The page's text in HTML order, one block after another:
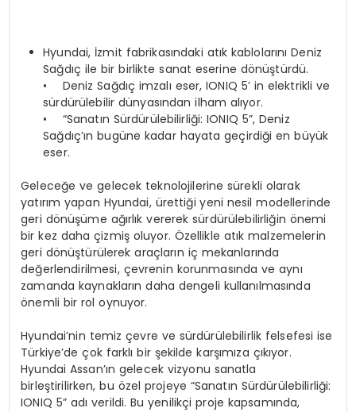
Hyundai, İzmit fabrikasındaki atık kablolarını Deniz
Sağdıç ile bir birlikte sanat eserine dönüştürdü.
• Deniz Sağdıç imzalı eser, IONIQ 5’ in elektrikli ve
sürdürülebilir dünyasından ilham alıyor.
• “Sanatın Sürdürülebilirliği: IONIQ 5”, Deniz
Sağdıç’ın bugüne kadar hayata geçirdiği en büyük
eser.
Geleceğe ve gelecek teknolojilerine sürekli olarak
yatırım yapan Hyundai, ürettiği yeni nesil modellerinde
geri dönüşüme ağırlık vererek sürdürülebilirliğin önemi
bir kez daha çizmiş oluyor. Özellikle atık malzemelerin
geri dönüştürülerek araçların iç mekanlarında
değerlendirilmesi, çevrenin korunmasında ve aynı
zamanda kaynakların daha dengeli kullanılmasında
önemli bir rol oynuyor.
Hyundai’nin temiz çevre ve sürdürülebilirlik felsefesi ise
Türkiye’de çok farklı bir şekilde karşımıza çıkıyor.
Hyundai Assan’ın gelecek vizyonu sanatla
birleştirilirken, bu özel projeye “Sanatın Sürdürülebilirliği:
IONIQ 5” adı verildi. Bu yenilikçi proje kapsamında,